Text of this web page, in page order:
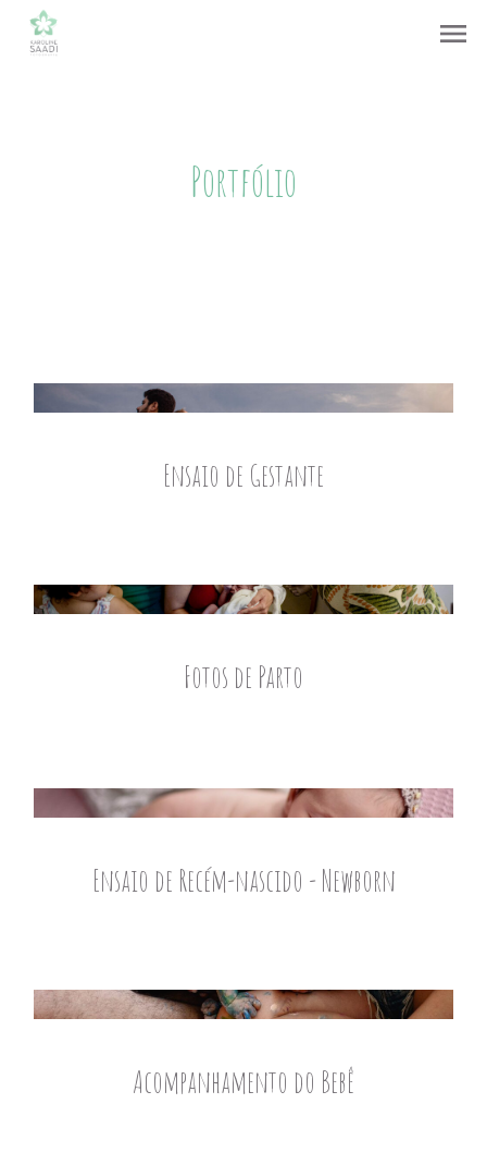
menu
Portfólio
Ensaio de Gestante
Fotos de Parto
Ensaio de Recém-nascido - Newborn
Acompanhamento do Bebê